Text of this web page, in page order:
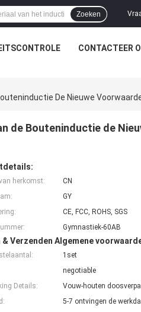
Zoeken
CONTACTEER
De Nieuwe
de Bouteninductie de
herkomst:
CN
GY
CE, FCC, ROHS, SGS
Gymnastiek-60AB
& Verzenden Algemene
1set
negotiable
Details:
Vouw-houten
5-7 ontvingen de